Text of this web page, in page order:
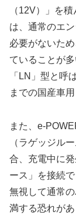
（12V）」を
は、通常のエ
必要がないた
ていることが
「LN」型と呼
までの国産車
また、e-
（ラゲッジル
合、充電中に
ース」を接続
無視して通常
満する恐れが